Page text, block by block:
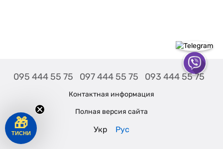
095 444 55 75 097 444 55 75 093 444 55 75
Контактная информация
Полная версия сайта
Укр Рус
🎁
ТИСНИ